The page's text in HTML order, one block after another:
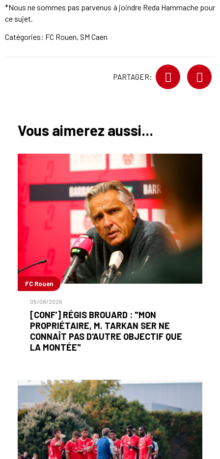
*Nous ne sommes pas parvenus à joindre Reda Hammache pour
ce sujet.
Catégories: FC Rouen, SM Caen
PARTAGER:
Vous aimerez aussi...
FC Rouen
05/08/2026
[CONF’] RÉGIS BROUARD : "MON
PROPRIÉTAIRE, M. TARKAN SER NE
CONNAÎT PAS D'AUTRE OBJECTIF QUE
LA MONTÉE"